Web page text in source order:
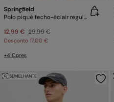
Springfield
Polo piqué fecho-éclair regular fit
12,99 € 29,99 €
Desconto 17,00 €
+4 Cores
SEMELHANTE